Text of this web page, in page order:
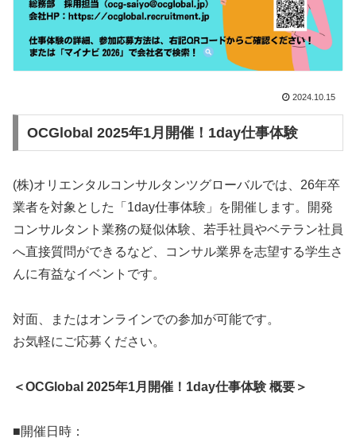
2024.10.15
OCGlobal 2025年1月開催！1day仕事体験
(株)オリエンタルコンサルタンツグローバルでは、26年卒
業者を対象とした「1day仕事体験」を開催します。開発
コンサルタント業務の疑似体験、若手社員やベテラン社員
へ直接質問ができるなど、コンサル業界を志望する学生さ
んに有益なイベントです。
対面、またはオンラインでの参加が可能です。
お気軽にご応募ください。
＜OCGlobal 2025年1月開催！1day仕事体験 概要＞
■開催日時：